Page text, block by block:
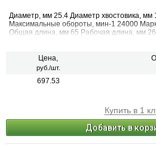
Диаметр, мм 25.4 Диаметр хвостовика, мм
Максимальные обороты, мин-1 24000
Общая длина, мм 65 Рабочая длина, мм 26
Цена,
руб./шт.
697.53
Купить в 1
Добавить в